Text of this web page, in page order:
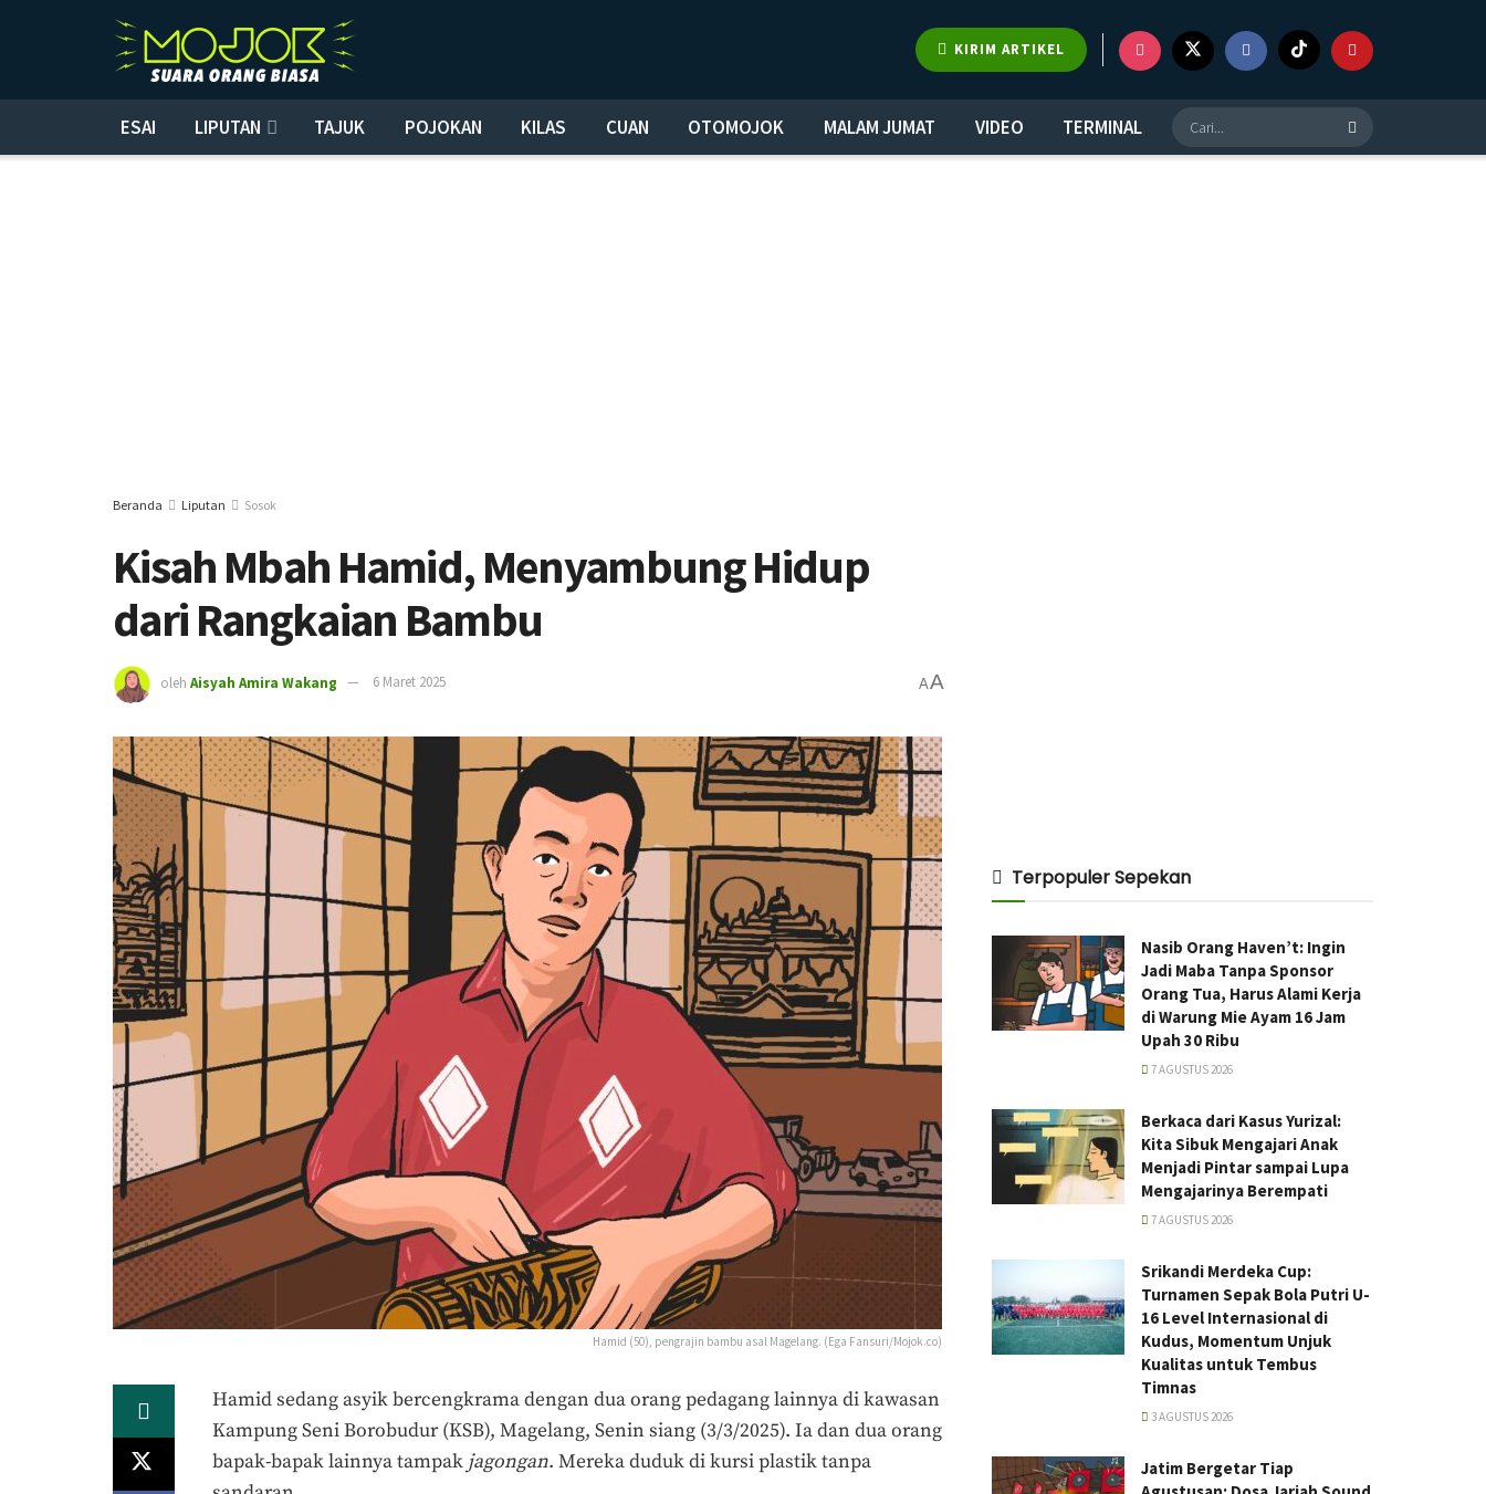
KIRIM ARTIKEL
ESAI LIPUTAN TAJUK POJOKAN KILAS CUAN OTOMOJOK MALAM JUMAT VIDEO TERMINAL
Beranda Liputan Sosok
Kisah Mbah Hamid, Menyambung Hidup
dari Rangkaian Bambu
oleh Aisyah Amira Wakang 6 Maret 2025 AA
Hamid (50), pengrajin bambu asal Magelang. (Ega Fansuri/Mojok.co)
Hamid sedang asyik bercengkrama dengan dua orang pedagang lainnya di kawasan
Kampung Seni Borobudur (KSB), Magelang, Senin siang (3/3/2025). Ia dan dua orang
bapak-bapak lainnya tampak jagongan. Mereka duduk di kursi plastik tanpa
Terpopuler Sepekan
Nasib Orang Haven’t: Ingin
Jadi Maba Tanpa Sponsor
Orang Tua, Harus Alami Kerja
di Warung Mie Ayam 16 Jam
Upah 30 Ribu
7 AGUSTUS 2026
Berkaca dari Kasus Yurizal:
Kita Sibuk Mengajari Anak
Menjadi Pintar sampai Lupa
Mengajarinya Berempati
7 AGUSTUS 2026
Srikandi Merdeka Cup:
Turnamen Sepak Bola Putri U-
16 Level Internasional di
Kudus, Momentum Unjuk
Kualitas untuk Tembus
Timnas
3 AGUSTUS 2026
Jatim Bergetar Tiap